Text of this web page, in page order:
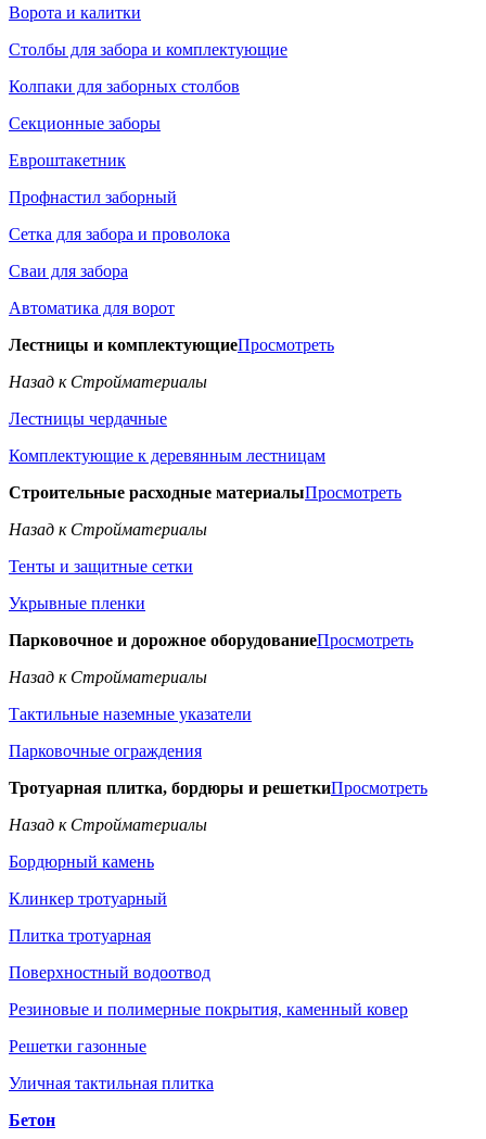
Ворота и калитки
Столбы для забора и комплектующие
Колпаки для заборных столбов
Секционные заборы
Евроштакетник
Профнастил заборный
Сетка для забора и проволока
Сваи для забора
Автоматика для ворот
Лестницы и комплектующиеПросмотреть
Назад к Стройматериалы
Лестницы чердачные
Комплектующие к деревянным лестницам
Строительные расходные материалыПросмотреть
Назад к Стройматериалы
Тенты и защитные сетки
Укрывные пленки
Парковочное и дорожное оборудованиеПросмотреть
Назад к Стройматериалы
Тактильные наземные указатели
Парковочные ограждения
Тротуарная плитка, бордюры и решеткиПросмотреть
Назад к Стройматериалы
Бордюрный камень
Клинкер тротуарный
Плитка тротуарная
Поверхностный водоотвод
Резиновые и полимерные покрытия, каменный ковер
Решетки газонные
Уличная тактильная плитка
Бетон